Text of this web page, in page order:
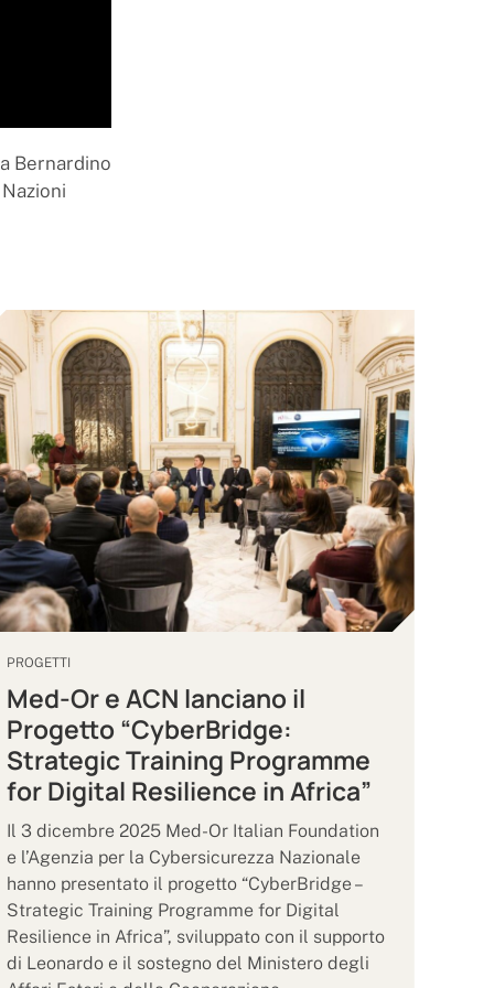
Bernardino
PROGETTI
Med-Or e ACN lanciano il
Progetto “CyberBridge:
Strategic Training Programme
for Digital Resilience in Africa”
Il 3 dicembre 2025 Med-Or Italian Foundation
e l’Agenzia per la Cybersicurezza Nazionale
hanno presentato il progetto “CyberBridge –
Strategic Training Programme for Digital
Resilience in Africa”, sviluppato con il supporto
di Leonardo e il sostegno del Ministero degli